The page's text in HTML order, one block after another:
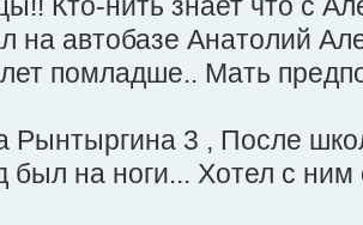
Кто-нить знает что с
на автобазе Анатолий
помладше.. Мать
Рынтыргина 3 , После
был на ноги... Хотел с ним